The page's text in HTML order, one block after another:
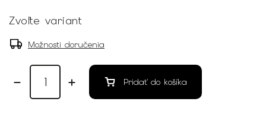
Zvoľte variant
Možnosti doručenia
Pridať do košíka